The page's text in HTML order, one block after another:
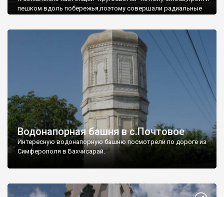
пешком вдоль побережья,поэтому совершали радиальные
Водонапорная башня в с.Почтовое
Интересную водонапорную башню посмотрели по дороге из
Симферополя в Бахчисарай.